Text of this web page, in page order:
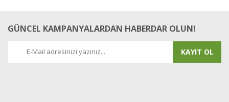
GÜNCEL KAMPANYALARDAN HABERDAR OLUN!
KAYIT OL